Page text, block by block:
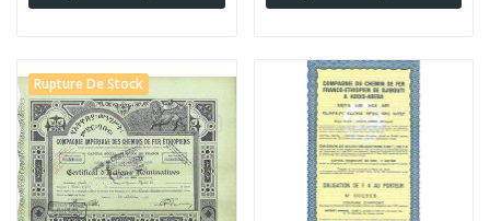
Rupture De Stock